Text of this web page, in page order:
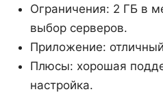
Ограничения: 2 ГБ в
выбор серверов.
Приложение:
Плюсы: хорошая
настройка.